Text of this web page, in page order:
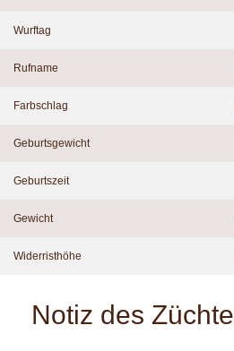
Wurftag
Rufname
Farbschlag
Geburtsgewicht
Geburtszeit
Gewicht
Widerristhöhe
Notiz des